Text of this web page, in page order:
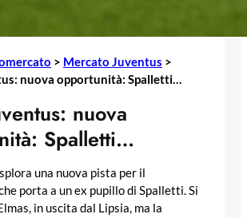
> Mercato Juventus >
nuova opportunità: Spalletti…
nuova
Spalletti…
una nuova pista per il
porta a un ex pupillo di Spalletti. Si
in uscita dal Lipsia, ma la